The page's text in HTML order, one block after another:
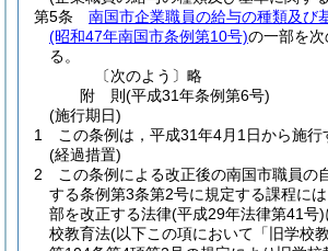
第5条
南国市企業職員の給与の種類及び
(昭和47年南国市条例第10号)の一部を
る。
〔次のよう〕略
附 則(平成31年条例第6号)
(施行期日)
1
この条例は，平成31年4月1日から施行
(経過措置)
2
この条例による改正後の南国市職員の
する条例第3条第2号に規定する課程に
部を改正する法律(平成29年法律第41号)
校教育法(以下この項において「旧学校